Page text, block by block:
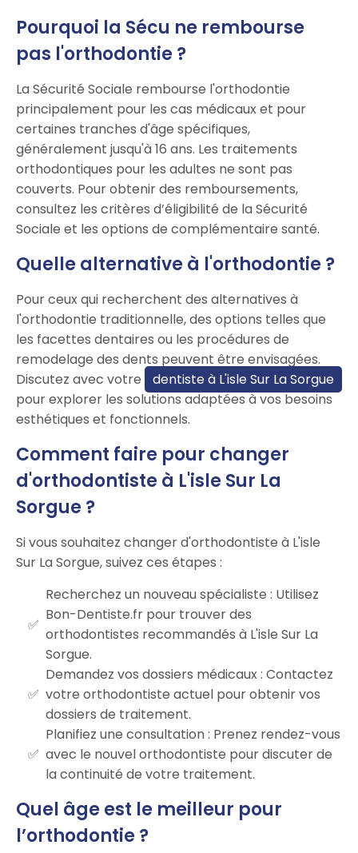
Pourquoi la Sécu ne rembourse
pas l'orthodontie ?
La Sécurité Sociale rembourse l'orthodontie
principalement pour les cas médicaux et pour
certaines tranches d'âge spécifiques,
généralement jusqu'à 16 ans. Les traitements
orthodontiques pour les adultes ne sont pas
couverts. Pour obtenir des remboursements,
consultez les critères d’éligibilité de la Sécurité
Sociale et les options de complémentaire santé.
Quelle alternative à l'orthodontie ?
Pour ceux qui recherchent des alternatives à
l'orthodontie traditionnelle, des options telles que
les facettes dentaires ou les procédures de
remodelage des dents peuvent être envisagées.
Discutez avec votre
dentiste à L'isle Sur La Sorgue
pour explorer les solutions adaptées à vos besoins
esthétiques et fonctionnels.
Comment faire pour changer
d'orthodontiste à L'isle Sur La
Sorgue ?
Si vous souhaitez changer d'orthodontiste à L'isle
Sur La Sorgue, suivez ces étapes :
Recherchez un nouveau spécialiste : Utilisez
Bon-Dentiste.fr pour trouver des
orthodontistes recommandés à L'isle Sur La
Sorgue.
Demandez vos dossiers médicaux : Contactez
votre orthodontiste actuel pour obtenir vos
dossiers de traitement.
Planifiez une consultation : Prenez rendez-vous
avec le nouvel orthodontiste pour discuter de
la continuité de votre traitement.
Quel âge est le meilleur pour
l’orthodontie ?